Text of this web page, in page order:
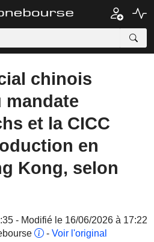
chinois
mandate
et la CICC
en
Kong, selon
- Modifié le 16/06/2026 à 17:22
- Voir l'original